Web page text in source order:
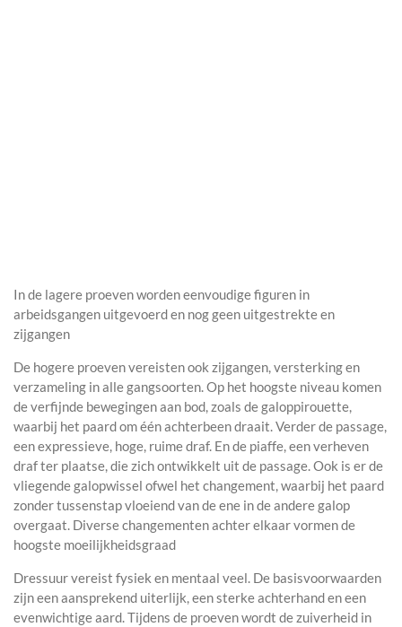
In de lagere proeven worden eenvoudige figuren in
arbeidsgangen uitgevoerd en nog geen uitgestrekte en
zijgangen
De hogere proeven vereisten ook zijgangen, versterking en
verzameling in alle gangsoorten. Op het hoogste niveau komen
de verfijnde bewegingen aan bod, zoals de galoppirouette,
waarbij het paard om één achterbeen draait. Verder de passage,
een expressieve, hoge, ruime draf. En de piaffe, een verheven
draf ter plaatse, die zich ontwikkelt uit de passage. Ook is er de
vliegende galopwissel ofwel het changement, waarbij het paard
zonder tussenstap vloeiend van de ene in de andere galop
overgaat. Diverse changementen achter elkaar vormen de
hoogste moeilijkheidsgraad
Dressuur vereist fysiek en mentaal veel. De basisvoorwaarden
zijn een aansprekend uiterlijk, een sterke achterhand en een
evenwichtige aard. Tijdens de proeven wordt de zuiverheid in